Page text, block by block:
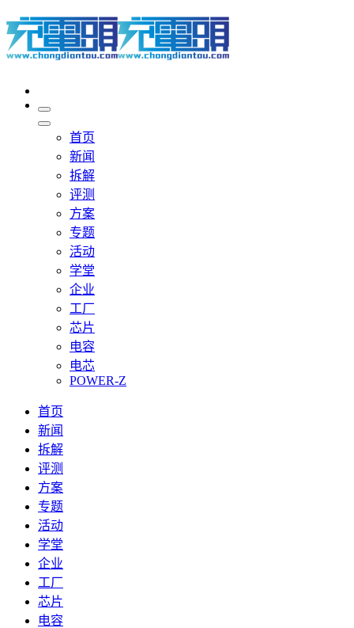
首页
新闻
拆解
评测
方案
专题
活动
学堂
企业
工厂
芯片
电容
电芯
POWER-Z
首页
新闻
拆解
评测
方案
专题
活动
学堂
企业
工厂
芯片
电容